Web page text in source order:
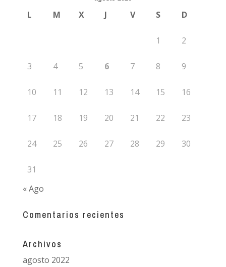
L M X J V S D
1 2
3 4 5 6 7 8 9
10 11 12 13 14 15 16
17 18 19 20 21 22 23
24 25 26 27 28 29 30
31
« Ago
Comentarios recientes
Archivos
agosto 2022